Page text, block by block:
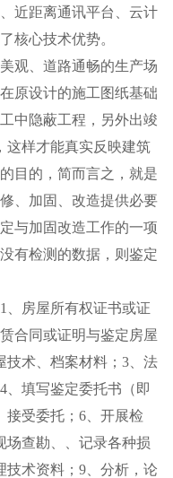
近距离通讯平台、云计
了核心技术优势。
观、道路通畅的生产场
原设计的施工图纸基础
中隐蔽工程，另外出竣
这样才能真实反映建筑
目的，简而言之，就是
、加固、改造提供必要
与加固改造工作的一项
有检测的数据，则鉴定
、房屋所有权证书或证
合同或证明与鉴定房屋
技术、档案材料；3、法
、填写鉴定委托书（即
接受委托；6、开展检
场查勘、、记录各种损
技术资料；9、分析，论